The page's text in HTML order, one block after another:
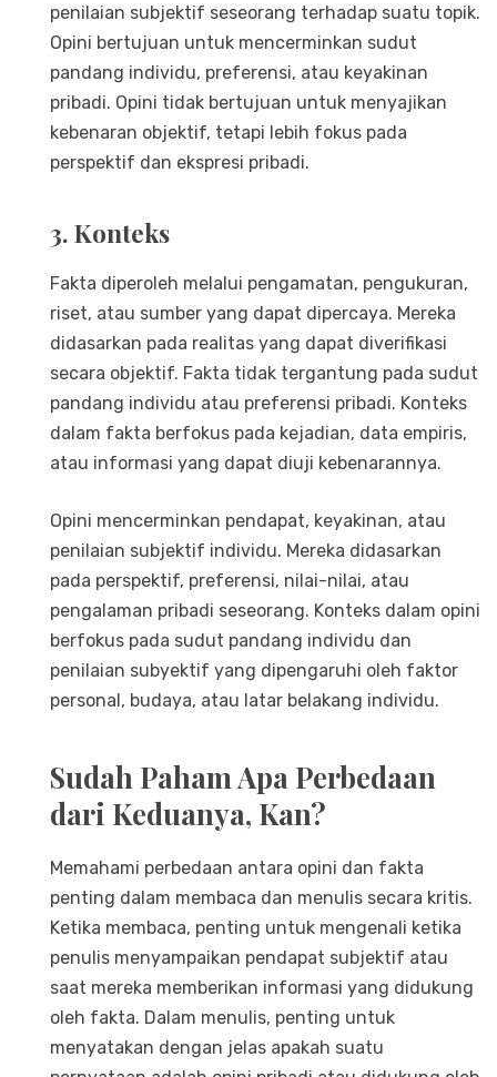
penilaian subjektif seseorang terhadap suatu topik.
Opini bertujuan untuk mencerminkan sudut
pandang individu, preferensi, atau keyakinan
pribadi. Opini tidak bertujuan untuk menyajikan
kebenaran objektif, tetapi lebih fokus pada
perspektif dan ekspresi pribadi.
3. Konteks
Fakta diperoleh melalui pengamatan, pengukuran,
riset, atau sumber yang dapat dipercaya. Mereka
didasarkan pada realitas yang dapat diverifikasi
secara objektif. Fakta tidak tergantung pada sudut
pandang individu atau preferensi pribadi. Konteks
dalam fakta berfokus pada kejadian, data empiris,
atau informasi yang dapat diuji kebenarannya.
Opini mencerminkan pendapat, keyakinan, atau
penilaian subjektif individu. Mereka didasarkan
pada perspektif, preferensi, nilai-nilai, atau
pengalaman pribadi seseorang. Konteks dalam opini
berfokus pada sudut pandang individu dan
penilaian subyektif yang dipengaruhi oleh faktor
personal, budaya, atau latar belakang individu.
Sudah Paham Apa Perbedaan
dari Keduanya, Kan?
Memahami perbedaan antara opini dan fakta
penting dalam membaca dan menulis secara kritis.
Ketika membaca, penting untuk mengenali ketika
penulis menyampaikan pendapat subjektif atau
saat mereka memberikan informasi yang didukung
oleh fakta. Dalam menulis, penting untuk
menyatakan dengan jelas apakah suatu